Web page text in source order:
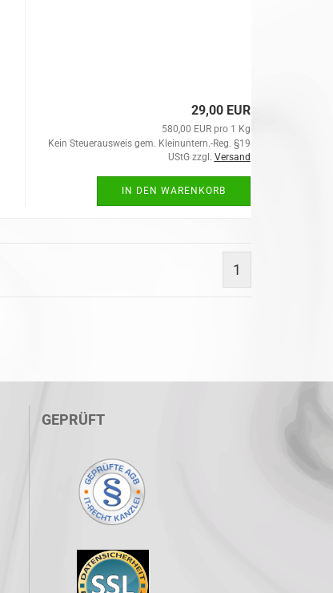
29,00 EUR
580,00 EUR pro 1 Kg
Kein Steuerausweis gem. Kleinuntern.-Reg. §19
UStG zzgl. Versand
IN DEN WARENKORB
1
GEPRÜFT